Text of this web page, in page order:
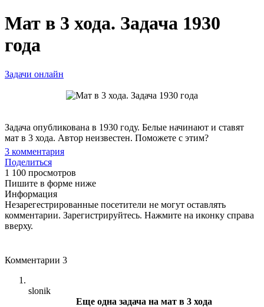
Мат в 3 хода. Задача 1930
года
Задачи онлайн
Задача опубликована в 1930 году. Белые начинают и ставят
мат в 3 хода. Автор неизвестен. Поможете с этим?
3 комментария
Поделиться
1 100 просмотров
Пишите в форме ниже
Информация
Незарегестрированные посетители не могут оставлять
комментарии. Зарегистрируйтесь. Нажмите на иконку справа
вверху.
Комментарии 3
slonik
Еще одна задача на мат в 3 хода